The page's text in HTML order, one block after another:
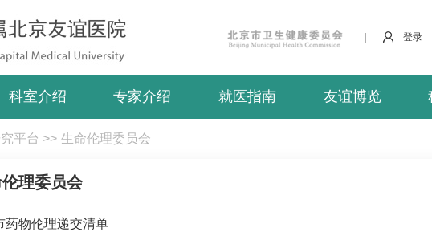
| 登录
科室介绍 专家介绍 就医指南 友谊博览
平台 >> 生命伦理委员会
理委员会
药物伦理递交清单